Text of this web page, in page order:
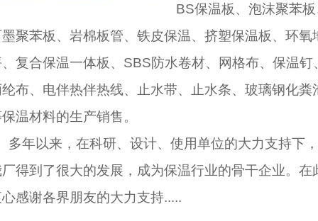
BS保温板、泡沫聚苯板
聚苯板、岩棉板管、铁皮保温、挤塑保温板、环氧
复合保温一体板、SBS防水卷材、网格布、保温钉
布、电伴热伴热线、止水带、止水条、玻璃钢化粪
温材料的生产销售。
多年以来，在科研、设计、使用单位的大力支持下，
得到了很大的发展，成为保温行业的骨干企业。在
感谢各界朋友的大力支持.....